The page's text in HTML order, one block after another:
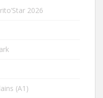
2026
(A1)